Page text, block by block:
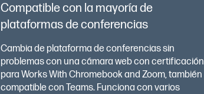
Compatible con la mayoría de
plataformas de conferencias
Cambia de plataforma de conferencias sin
problemas con una cámara web con certificación
para Works With Chromebook and Zoom, también
compatible con Teams. Funciona con varios